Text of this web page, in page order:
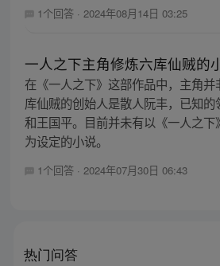
1个回答 · 2024年08月14日 03:25
一人之下主角修炼六库仙贼的
在《一人之下》这部作品中，主角
库仙贼的创始人是散人阮丰，已知
和王国平。目前并未有以《一人之
为设定的小说。
1个回答 · 2024年07月30日 06:43
热门问答